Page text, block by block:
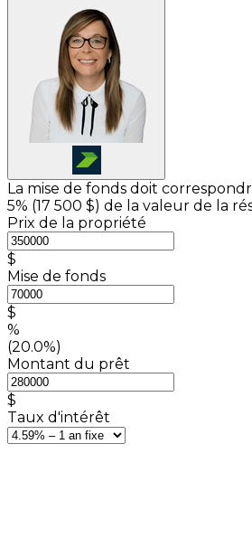
La mise de fonds doit
5% (17 500 $) de la valeur de la
Prix de la propriété
$
Mise de fonds
$
%
(20.0%)
Montant du prêt
$
Taux d'intérêt